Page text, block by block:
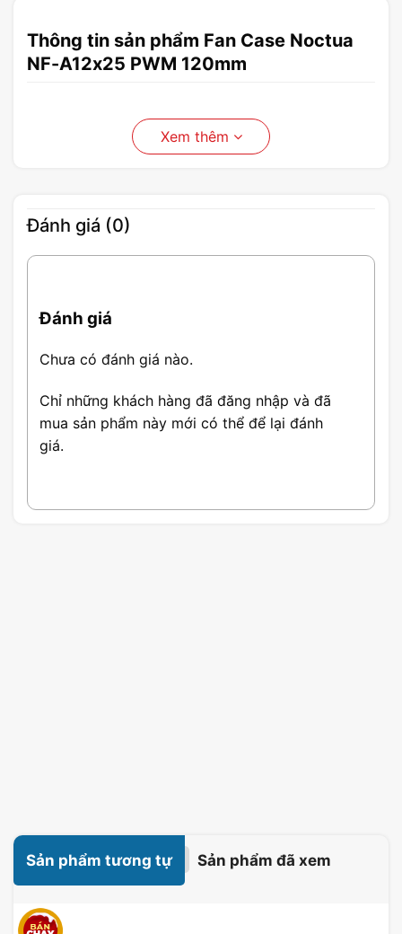
Thông tin sản phẩm Fan Case Noctua
NF-A12x25 PWM 120mm
Xem thêm
Đánh giá (0)
Đánh giá
Chưa có đánh giá nào.
Chỉ những khách hàng đã đăng nhập và đã
mua sản phẩm này mới có thể để lại đánh
giá.
Sản phẩm tương tự Sản phẩm đã xem